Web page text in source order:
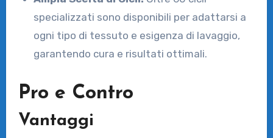
specializzati sono disponibili per adattarsi a
ogni tipo di tessuto e esigenza di lavaggio,
garantendo cura e risultati ottimali.
Pro e Contro
Vantaggi